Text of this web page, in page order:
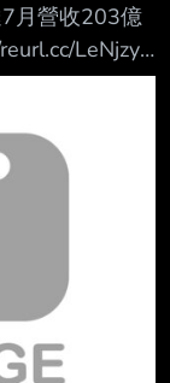
月營收203億
LeNjzy
署名： 王詩婷
、年減
友達近期持續
高雄路竹廠，
兩座廠
元，年減
，先前董事